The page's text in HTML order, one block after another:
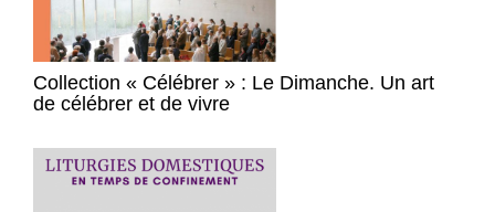
Collection « Célébrer » : Le Dimanche. Un art
de célébrer et de vivre